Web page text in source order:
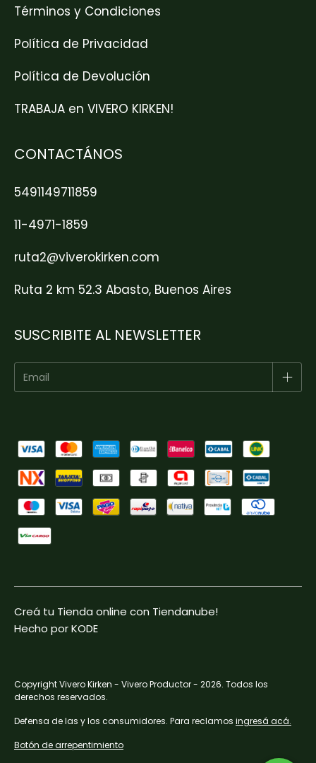
Términos y Condiciones
Política de Privacidad
Política de Devolución
TRABAJA en VIVERO KIRKEN!
CONTACTÁNOS
5491149711859
11-4971-1859
ruta2@viverokirken.com
Ruta 2 km 52.3 Abasto, Buenos Aires
SUSCRIBITE AL NEWSLETTER
Creá tu Tienda online con Tiendanube!
Hecho por KODE
Copyright Vivero Kirken - Vivero Productor - 2026. Todos los
derechos reservados.
Defensa de las y los consumidores. Para reclamos ingresá acá.
Botón de arrepentimiento